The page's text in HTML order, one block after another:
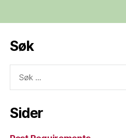
Søk
etter:
Sider